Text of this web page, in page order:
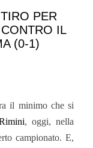
PER
IL
(0-1)
il minimo che si
, oggi, nella
campionato. E,